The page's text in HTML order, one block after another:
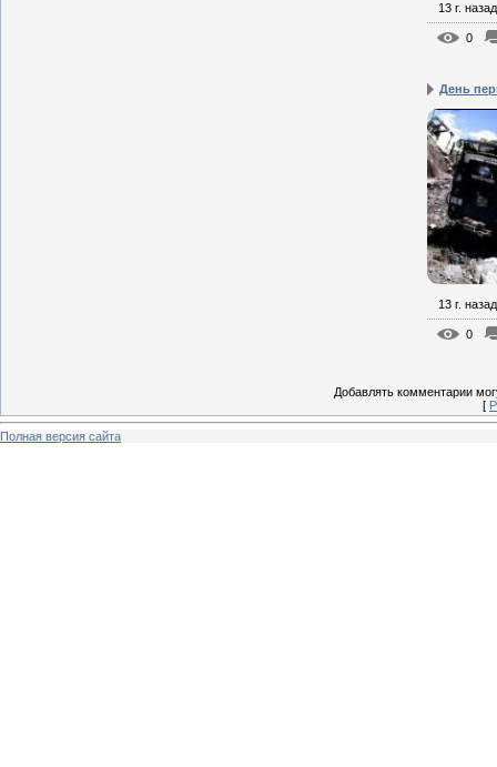
13 г. назад
0
День
13 г. назад
0
Добавлять комментарии
[
Полная версия сайта